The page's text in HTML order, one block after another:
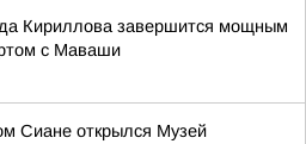
Кириллова завершится мощным
с Маваши
Сиане открылся Музей